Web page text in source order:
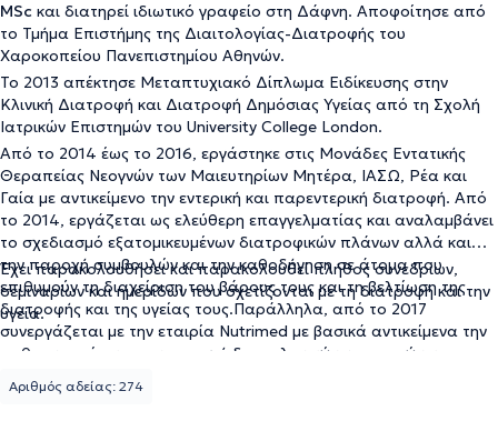
MSc και διατηρεί ιδιωτικό γραφείο στη Δάφνη. Αποφοίτησε από
το Τμήμα Επιστήμης της Διαιτολογίας-Διατροφής του
Χαροκοπείου Πανεπιστημίου Αθηνών.
Το 2013 απέκτησε Μεταπτυχιακό Δίπλωμα Ειδίκευσης στην
Κλινική Διατροφή και Διατροφή Δημόσιας Υγείας από τη Σχολή
Ιατρικών Επιστημών του University College London.
Από το 2014 έως το 2016, εργάστηκε στις Μονάδες Εντατικής
Θεραπείας Νεογνών των Μαιευτηρίων Μητέρα, ΙΑΣΩ, Ρέα και
Γαία με αντικείμενο την εντερική και παρεντερική διατροφή. Από
το 2014, εργάζεται ως ελεύθερη επαγγελματίας και αναλαμβάνει
το σχεδιασμό εξατομικευμένων διατροφικών πλάνων αλλά και
την παροχή συμβουλών και την καθοδήγηση σε άτομα που
επιθυμούν τη διαχείριση του βάρους τους και τη βελτίωση της
διατροφής και της υγείας τους.Παράλληλα, από το 2017
συνεργάζεται με την εταιρία Nutrimed με βασικά αντικείμενα την
αρθρογραφία και την παροχή διαιτολογικών υπηρεσιών και
Έχει παρακολουθήσει και παρακολουθεί πλήθος συνεδρίων,
σεμιναρίων και ημερίδων που σχετίζονται με τη διατροφή και την
υγεία.
Αριθμός αδείας: 274